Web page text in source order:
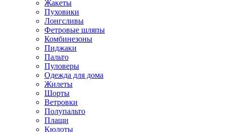
Жакеты
Пуховики
Лонгсливы
Фетровые шляпы
Комбинезоны
Пиджаки
Пальто
Пуловеры
Одежда для дома
Жилеты
Шорты
Ветровки
Полупальто
Плащи
Кюлоты